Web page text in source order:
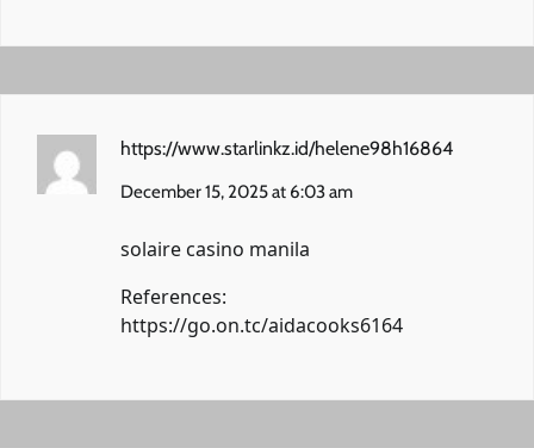
https://www.starlinkz.id/helene98h16864
December 15, 2025 at 6:03 am
solaire casino manila
References:
https://go.on.tc/aidacooks6164